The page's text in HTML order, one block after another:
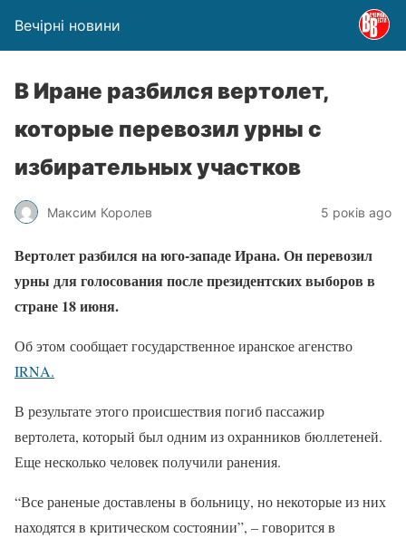
Вечірні новини
В Иране разбился вертолет,
которые перевозил урны с
избирательных участков
Максим Королев 5 років ago
Вертолет разбился на юго-западе Ирана. Он перевозил
урны для голосования после президентских выборов в
стране 18 июня.
Об этом сообщает государственное иранское агенство
IRNA.
В результате этого происшествия погиб пассажир
вертолета, который был одним из охранников бюллетеней.
Еще несколько человек получили ранения.
“Все раненые доставлены в больницу, но некоторые из них
находятся в критическом состоянии”, – говорится в